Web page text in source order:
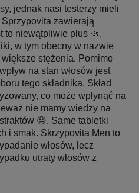
jednak nasi testerzy mieli
zawierają
to niewątpliwie plus 🌿.
w tym obecny w nazwie
stężenia. Pomimo
na stan włosów jest
tego składnika. Skład
co może wpłynąć na
nie mamy wiedzy na
😓. Same tabletki
i smak. Skrzypovita Men to
włosów, lecz
utraty włosów z